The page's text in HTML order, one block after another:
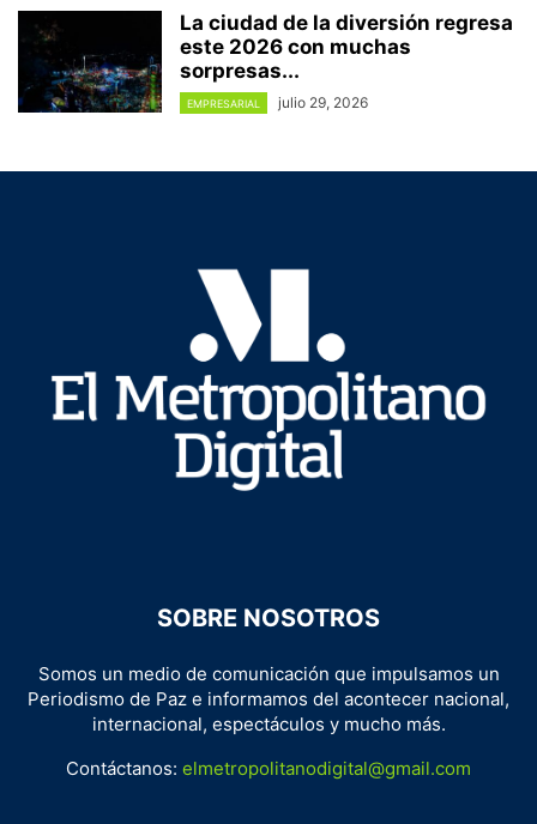
La ciudad de la diversión regresa
este 2026 con muchas
sorpresas...
EMPRESARIAL julio 29, 2026
SOBRE NOSOTROS
Somos un medio de comunicación que impulsamos un
Periodismo de Paz e informamos del acontecer nacional,
internacional, espectáculos y mucho más.
Contáctanos: elmetropolitanodigital@gmail.com